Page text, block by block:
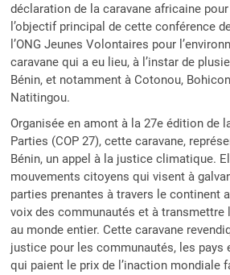
déclaration de la caravane africaine
l’objectif principal de cette conférence
l’ONG Jeunes Volontaires pour
caravane qui a eu lieu, à l’instar de
Bénin, et notamment à Cotonou,
Natitingou.
Organisée en amont à la 27e édition de
Parties (COP 27), cette caravane,
Bénin, un appel à la justice climatique.
mouvements citoyens qui visent à
parties prenantes à travers le continent
voix des communautés et à transmettre
au monde entier. Cette caravane
justice pour les communautés, les pays
qui paient le prix de l’inaction mondiale